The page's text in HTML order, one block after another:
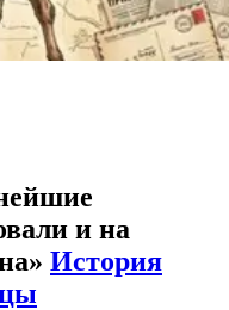
и на
История